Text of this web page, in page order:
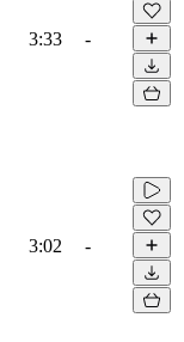
3:33 -
3:02 -